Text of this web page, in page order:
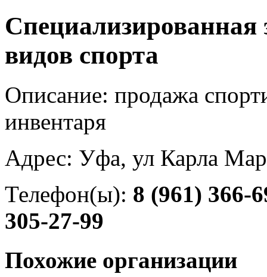
видов спорта
Описание: продажа
инвентаря
Адрес: Уфа, ул Карла
Телефон(ы): 8 (961) 366-
305-27-99
Похожие организации